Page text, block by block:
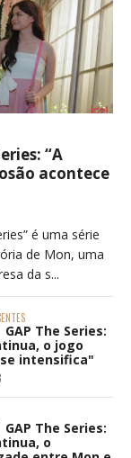
“A
acontece
é uma série
de Mon, uma
da s...
The Series:
o jogo
intensifica"
The Series:
o